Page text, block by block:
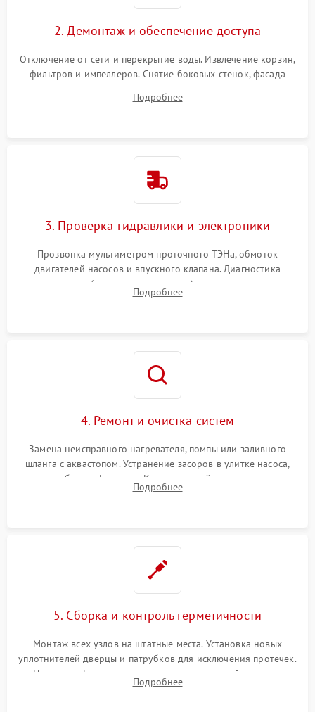
2. Демонтаж и обеспечение доступа
Отключение от сети и перекрытие воды. Извлечение корзин,
фильтров и импеллеров. Снятие боковых стенок, фасада
циркуляционному насосу, ТЭНу и сливной помпе.
Подробнее
3. Проверка гидравлики и электроники
Прозвонка мультиметром проточного ТЭНа, обмоток
двигателей насосов и впускного клапана. Диагностика
прессостата (датчика уровня воды), датчика мутности,
концевика дверцы и электронного модуля управления.
Подробнее
4. Ремонт и очистка систем
Замена неисправного нагревателя, помпы или заливного
шланга с аквастопом. Устранение засоров в улитке насоса,
патрубках и фильтрах. Компонентный ремонт платы
управления, восстановление поврежденной проводки.
Подробнее
5. Сборка и контроль герметичности
Монтаж всех узлов на штатные места. Установка новых
уплотнителей дверцы и патрубков для исключения протечек.
Надежная фиксация хомутов гидравлической системы,
сборка корпуса и установка датчика поплавка.
Подробнее